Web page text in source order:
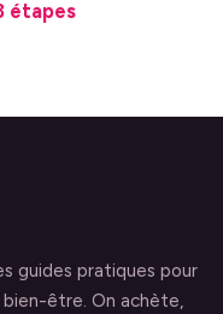
étapes
guides pratiques pour
être. On achète,